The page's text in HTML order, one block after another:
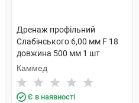
Дренаж профільний
Слабінського 6,00 мм F 18
довжина 500 мм 1 шт
Каммед
Є в наявності